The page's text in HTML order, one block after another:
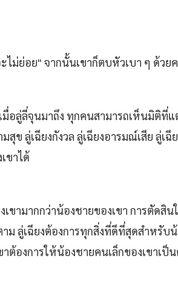
ไม่ย่อย" จากนั้นเขาก็ตบหัวเบา ๆ ด้วย
มื่อลู่ลี่จุนมาถึง ทุกคนสามารถเห็นมิติที่
มสุข ลู่เฉียงกังวล ลู่เฉียงอารมณ์เสีย
ขาได้
ามากกว่าน้องชายของเขา การตัดสิ
าม ลู่เฉียงต้องการทุกสิ่งที่ดีที่สุดสำหรั
าต้องการให้น้องชายคนเล็กของเขาเ